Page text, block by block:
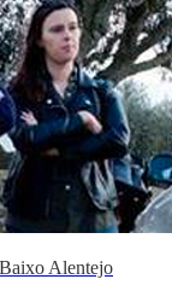
Alentejo